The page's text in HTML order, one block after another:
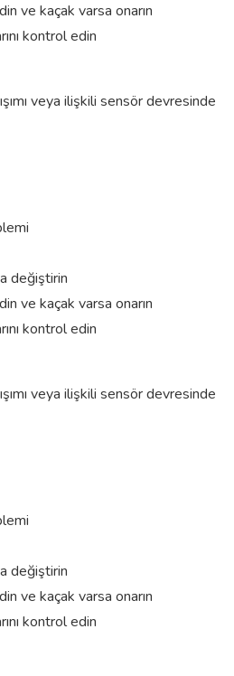
ve kaçak varsa onarın
kontrol edin
veya ilişkili sensör devresinde
değiştirin
ve kaçak varsa onarın
kontrol edin
veya ilişkili sensör devresinde
değiştirin
ve kaçak varsa onarın
kontrol edin